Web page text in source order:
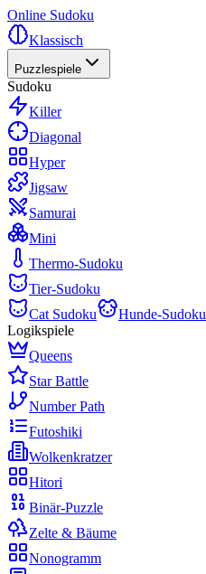
Online Sudoku
Klassisch
Puzzlespiele
Sudoku
Killer
Diagonal
Hyper
Jigsaw
Samurai
Mini
Thermo-Sudoku
Tier-Sudoku
Cat Sudoku
Hunde-Sudoku
Logikspiele
Queens
Star Battle
Number Path
Futoshiki
Wolkenkratzer
Hitori
Binär-Puzzle
Zelte & Bäume
Nonogramm